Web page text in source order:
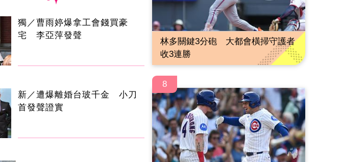
獨／曹雨婷爆拿工會錢買豪
宅 李亞萍發聲
新／遭爆離婚台玻千金 小刀
首發聲證實
林多關鍵3分砲 大都會橫掃守護者
收3連勝
8